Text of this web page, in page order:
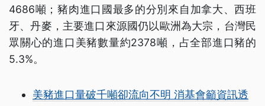
4686噸；豬肉進口國最多的分別來自加拿大、西班
牙、丹麥，主要進口來源國仍以歐洲為大宗，台灣民
眾關心的進口美豬數量約2378噸，占全部進口豬的
5.3%。
美豬進口量破千噸卻流向不明 消基會籲資訊透